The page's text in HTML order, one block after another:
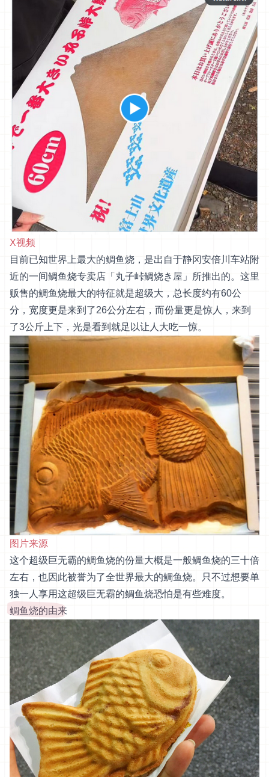
X视频
目前已知世界上最大的鲷鱼烧，是出自于静冈安倍川车站附
近的一间鲷鱼烧专卖店「丸子峠鲷烧き屋」所推出的。这里
贩售的鲷鱼烧最大的特征就是超级大，总长度约有60公
分，宽度更是来到了26公分左右，而份量更是惊人，来到
了3公斤上下，光是看到就足以让人大吃一惊。
图片来源
这个超级巨无霸的鲷鱼烧的份量大概是一般鲷鱼烧的三十倍
左右，也因此被誉为了全世界最大的鲷鱼烧。只不过想要单
独一人享用这超级巨无霸的鲷鱼烧恐怕是有些难度。
鲷鱼烧的由来